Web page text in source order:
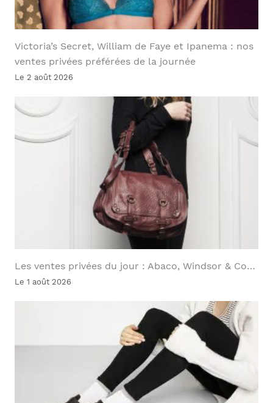
Victoria’s Secret, William de Faye et Ipanema : nos
ventes privées préférées de la journée
Le 2 août 2026
Les ventes privées du jour : Abaco, Windsor & Co…
Le 1 août 2026